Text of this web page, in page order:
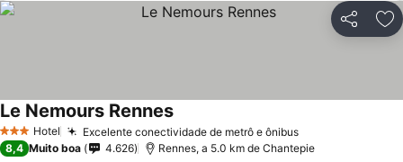
Partilhar
3 EstrelasHotel Excelente conectividade de metrô e ônibus
Le Nemours Rennes
8,4 Muito boa 4.626 Rennes, a 5.0 km de Chantepie